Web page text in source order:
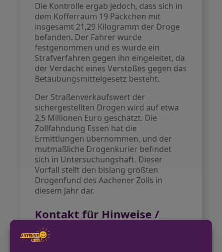
Die Kontrolle ergab jedoch, dass sich in
dem Kofferraum 19 Päckchen mit
insgesamt 21,29 Kilogramm der Droge
befanden. Der Fahrer wurde
festgenommen und es wurde ein
Strafverfahren gegen ihn eingeleitet, da
der Verdacht eines Verstoßes gegen das
Betäubungsmittelgesetz besteht.
Der Straßenverkaufswert der
sichergestellten Drogen wird auf etwa
2,5 Millionen Euro geschätzt. Die
Zollfahndung Essen hat die
Ermittlungen übernommen, und der
mutmaßliche Drogenkurier befindet
sich in Untersuchungshaft. Dieser
Vorfall stellt den bislang größten
Drogenfund des Aachener Zolls in
diesem Jahr dar.
Kontakt für Hinweise /
Pressestelle